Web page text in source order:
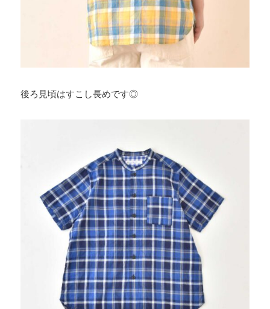
後ろ見頃はすこし長めです◎